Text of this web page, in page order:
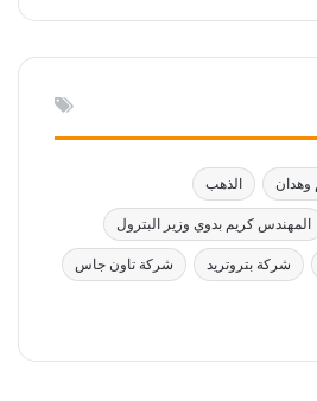
وهدان الذهب
المهندس كريم بدوي وزير البترول
شركة بتروتريد شركة تاون جاس